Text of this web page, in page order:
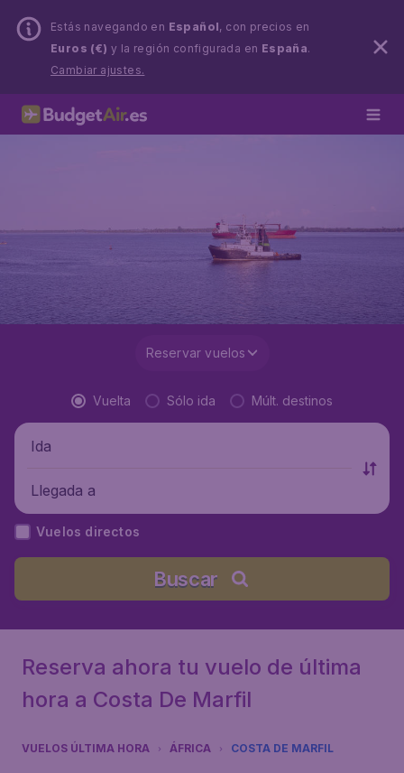
Estás navegando en Español, con precios en
Euros (€) y la región configurada en España.
Cambiar ajustes.
Reservar vuelos
Vuelta Sólo ida Múlt. destinos
Ida
Llegada a
Vuelos directos
Buscar
Reserva ahora tu vuelo de última
hora a Costa De Marfil
VUELOS ÚLTIMA HORA ÁFRICA COSTA DE MARFIL